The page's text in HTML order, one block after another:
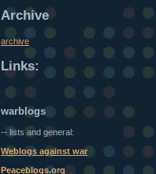
Archive
archive
Links:
warblogs
-- lists and general:
Weblogs against war
Peaceblogs.org